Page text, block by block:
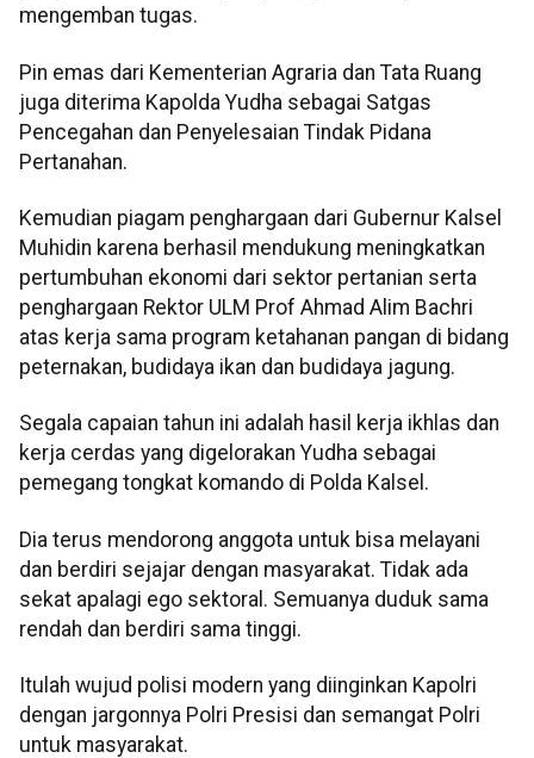
mengemban tugas.
Pin emas dari Kementerian Agraria dan Tata Ruang
juga diterima Kapolda Yudha sebagai Satgas
Pencegahan dan Penyelesaian Tindak Pidana
Pertanahan.
Kemudian piagam penghargaan dari Gubernur Kalsel
Muhidin karena berhasil mendukung meningkatkan
pertumbuhan ekonomi dari sektor pertanian serta
penghargaan Rektor ULM Prof Ahmad Alim Bachri
atas kerja sama program ketahanan pangan di bidang
peternakan, budidaya ikan dan budidaya jagung.
Segala capaian tahun ini adalah hasil kerja ikhlas dan
kerja cerdas yang digelorakan Yudha sebagai
pemegang tongkat komando di Polda Kalsel.
Dia terus mendorong anggota untuk bisa melayani
dan berdiri sejajar dengan masyarakat. Tidak ada
sekat apalagi ego sektoral. Semuanya duduk sama
rendah dan berdiri sama tinggi.
Itulah wujud polisi modern yang diinginkan Kapolri
dengan jargonnya Polri Presisi dan semangat Polri
untuk masyarakat.